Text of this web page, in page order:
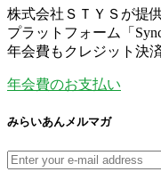
株式会社ＳＴＹＳが提
プラットフォーム「
年会費もクレジット決
年会費のお支払い
みらいあんメルマガ